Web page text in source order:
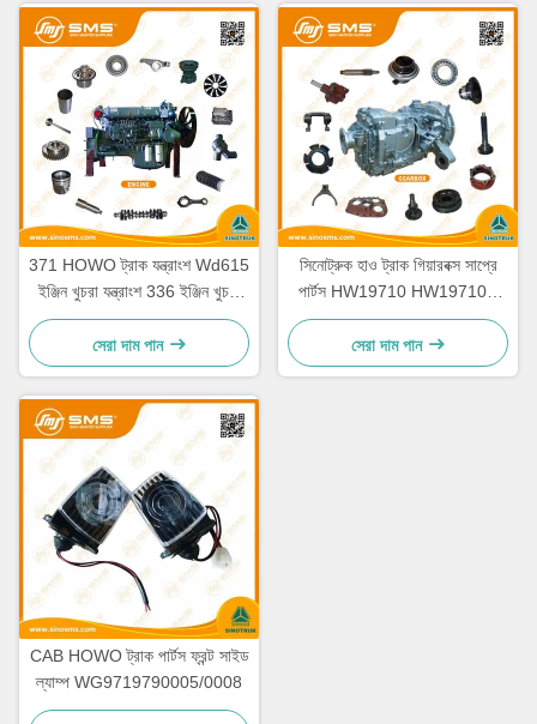
371 HOWO ট্রাক যন্ত্রাংশ Wd615
ইঞ্জিন খুচরা যন্ত্রাংশ 336 ইঞ্জিন খুচরা
যন্ত্রাংশ
সেরা দাম পান
সিনোট্রুক হাও ট্রাক গিয়ারবক্স সাপ্রে
পার্টস HW19710 HW19710T
HW19712
সেরা দাম পান
CAB HOWO ট্রাক পার্টস ফ্রন্ট সাইড
ল্যাম্প WG9719790005/0008